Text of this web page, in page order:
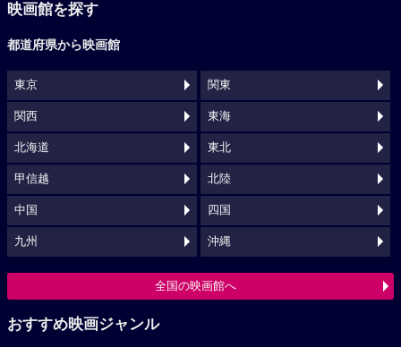
映画館を探す
都道府県から映画館
東京 関東
関西 東海
北海道 東北
甲信越 北陸
中国 四国
九州 沖縄
全国の映画館へ
おすすめ映画ジャンル